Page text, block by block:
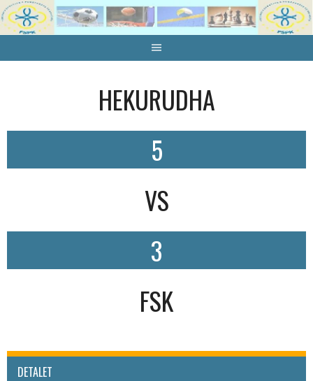
Skip
to
HEKURUDHA
5
VS
3
FSK
DETALET